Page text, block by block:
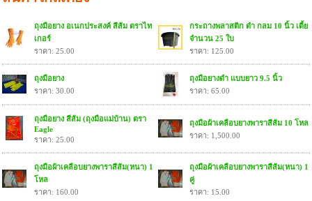
ถุงมือยาง อเนกประสงค์ สีส้ม ตราไท
เกอร์
ราคา: 25.00
กระถางพลาสติก ดำ กลม 10 นิ้ว เตี้ย
จำนวน 25 ใบ
ราคา: 125.00
ถุงมือยาง
ราคา: 30.00
ถุงมือยางดำ แบบยาว 9.5 นิ้ว
ราคา: 65.00
ถุงมือยาง สีส้ม (ถุงมือแม่บ้าน) ตรา
Eagle
ราคา: 25.00
ถุงมือผ้าเคลือบยางพาราสีส้ม 10 โหล
ราคา: 1,500.00
ถุงมือผ้าเคลือบยางพาราสีส้ม(หนา) 1
โหล
ราคา: 160.00
ถุงมือผ้าเคลือบยางพาราสีส้ม(หนา) 1
คู่
ราคา: 15.00